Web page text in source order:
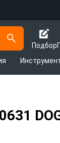
Подбор